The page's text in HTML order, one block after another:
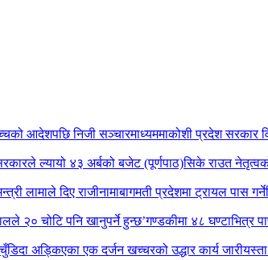
कोशी प्रदेश सरकार
ल्यायो ४३ अर्बको बजेट (पूर्णपाठ)सिके राउत
लामाले दिए राजीनामाबागमती प्रदेशमा ट्रायल पास
२० चोटि पनि खानुपर्ने हुन्छ’गण्डकीमा ४८ घण्टाभित्र
अड्किएका एक दर्जन खच्चरको उद्धार कार्य जारी